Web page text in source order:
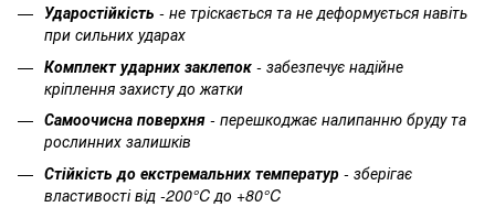
Ударостійкість - не тріскається та не деформується навіть
при сильних ударах
Комплект ударних заклепок - забезпечує надійне
кріплення захисту до жатки
Самоочисна поверхня - перешкоджає налипанню бруду та
рослинних залишків
Стійкість до екстремальних температур - зберігає
властивості від -200°C до +80°C